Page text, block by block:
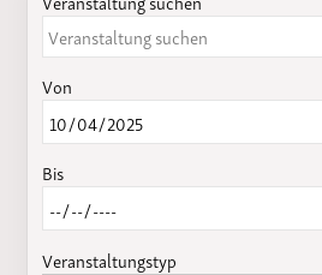
Von
Bis
Veranstaltungstyp